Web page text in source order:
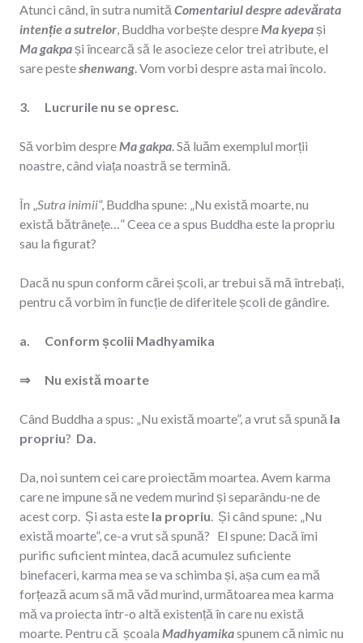
Atunci când, în sutra numită Comentariul despre adevărata
intenție a sutrelor, Buddha vorbește despreMa kyepași
Ma gakpași încearcă să le asocieze celor trei atribute, el
sare pesteshenwang. Vom vorbi despre asta mai încolo.
3. Lucrurile nu se opresc.
Să vorbim despreMa gakpa. Să luăm exemplul morții
noastre, când viața noastră se termină.
În „Sutra inimii”, Buddha spune: „Nu există moarte, nu
există bătrânețe…” Ceea ce a spus Buddha este la propriu
sau la figurat?
Dacă nu spun conform cărei școli, ar trebui să mă întrebați,
pentru că vorbim în funcție de diferitele școli de gândire.
a. Conform școlii Madhyamika
⇒ Nu există moarte
Când Buddha a spus: „Nu există moarte”, a vrut să spună la
propriu? Da.
Da, noi suntem cei care proiectăm moartea. Avem karma
care ne impune să ne vedem murind și separându-ne de
acest corp. Și asta este la propriu. Și când spune: „Nu
există moarte”, ce-a vrut să spună? El spune: Dacă îmi
purific suficient mintea, dacă acumulez suficiente
binefaceri, karma mea se va schimba și, așa cum ea mă
forțează acum să mă văd murind, următoarea mea karma
mă va proiecta într-o altă existență în care nu există
moarte. Pentru că școala Madhyamikaspunem că nimic nu